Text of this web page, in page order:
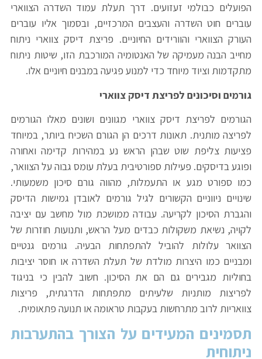
הפועלים כבולמי זעזועים. דרך תעלת עמוד השדרה הצווארי
עוברים חוט השדרה והעצבים המרכזיים, ובסמוך אליו עוברים
העורק הצווארי והוורידים החיוניים. פריצת דיסק צווארי ניתוח
מחייב הבנה מעמיקה של האנטומיה המורכבת הזו, שיטות ניתוח
מתקדמות וציוד מיוחד כדי למנוע פגיעה במבנים חיוניים אלו.
גורמים וסיכונים לפריצת דיסק צווארי
הגורמים לפריצת דיסק צווארי מגוונים ושונים מאלו הגורמים
לפריצה מותנית. תאונות דרכים הן הגורם השכיח ביותר, במיוחד
פציעות צליפת שוט שבהן הראש נע במהירות קדימה ואחורה
ופוגע בדיסקים. פעילות ספורטיבית בעלת עומס גבוה על הצוואר,
כמו ספורט מגע או התעמלות, מהווה גורם סיכון משמעותי.
שינויים ניווניים הקשורים לגיל גורמים לאובדן גמישות הדיסק
והגברת הסיכון לקריעה. עבודה ממושכת מול מחשב עם יציבה
לקויה, נשיאת משקולות כבדים מעל הראש, ותנועות חוזרות של
הצוואר עלולות להוביל להתפתחות הבעיה. גורמים גנטיים
ומבניים כמו היצרות מולדת של תעלת השדרה או חוסר יציבות
בחוליות מגבירים גם הם את הסיכון. חשוב להבין כי בניגוד
לפריצות מותניות שלעיתים מתפתחות הדרגתית, פריצות
צוואריות לרוב מתרחשות בעקבות טראומה או תנועה פתאומית.
תסמינים המעידים על הצורך בהתערבות
ניתוחית